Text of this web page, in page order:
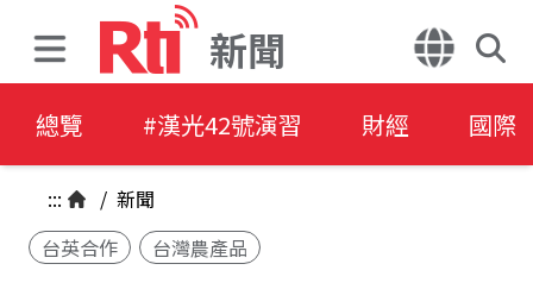
新聞
總覽 #漢光42號演習 財經 國際
::: / 新聞
台英合作
台灣農產品